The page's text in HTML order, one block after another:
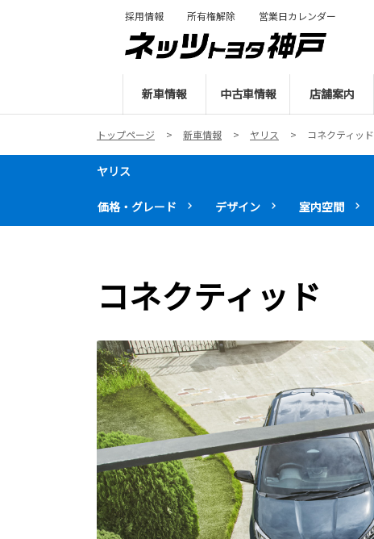
新車情報 中古車情報 店舗案内
採用情報 所有権解除 営業日カレンダー
トップページ 新車情報 ヤリス コネクティッド
ヤリス
価格・グレード デザイン 室内空間
コネクティッド